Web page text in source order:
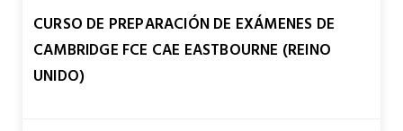
CURSO DE PREPARACIÓN DE EXÁMENES DE
CAMBRIDGE FCE CAE EASTBOURNE (REINO
UNIDO)